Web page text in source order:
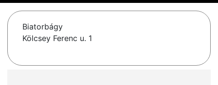
Biatorbágy
Kölcsey Ferenc u. 1